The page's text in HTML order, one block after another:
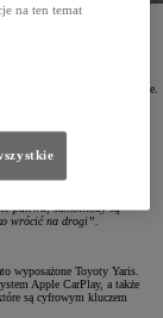
wybierając oszczędne
Yarisów i Yarisów Cross.
marki Toyota –
24-miesięcznego Leasingu
oferty carsharingu Bolt Drive.
średnie zużycie paliwa
decyzję
z Toyotą możemy
obciążeniu dla środowiska –
paliwa, samochody są
wrócić na drogi”.
wyposażone Toyoty Yaris.
Apple CarPlay, a także
są cyfrowym kluczem
na ten temat